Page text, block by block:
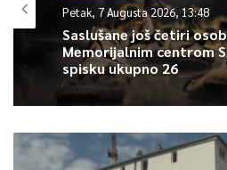
Petak, 7 Augusta 2026, 13:48
Saslušane još četiri
Memorijalnim centrom
spisku ukupno 26